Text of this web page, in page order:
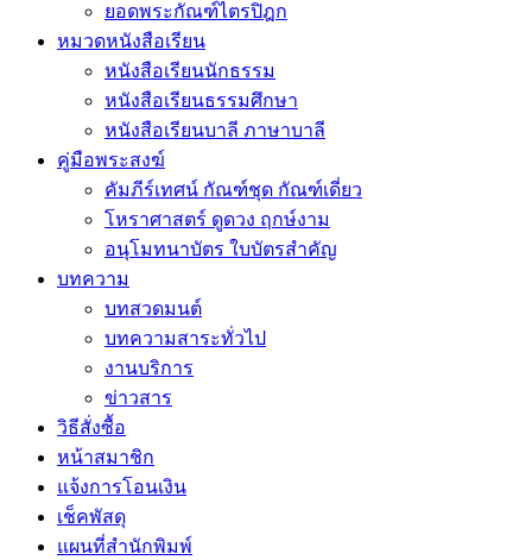
ยอดพระกัณฑ์ไตรปิฎก
หมวดหนังสือเรียน
หนังสือเรียนนักธรรม
หนังสือเรียนธรรมศึกษา
หนังสือเรียนบาลี ภาษาบาลี
คู่มือพระสงฆ์
คัมภีร์เทศน์ กัณฑ์ชุด กัณฑ์เดี่ยว
โหราศาสตร์ ดูดวง ฤกษ์งาม
อนุโมทนาบัตร ใบบัตรสำคัญ
บทความ
บทสวดมนต์
บทความสาระทั่วไป
งานบริการ
ข่าวสาร
วิธีสั่งซื้อ
หน้าสมาชิก
แจ้งการโอนเงิน
เช็คพัสดุ
แผนที่สำนักพิมพ์